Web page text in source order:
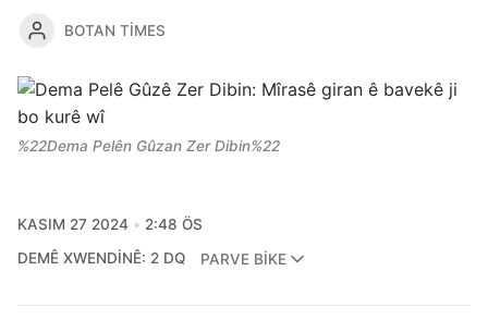
BOTAN TIMES
%22Dema Pelên Gûzan Zer Dibin%22
KASIM 27 2024
2:48 ÖS
DEMÊ XWENDINÊ: 2 DQ
PARVE BIKE